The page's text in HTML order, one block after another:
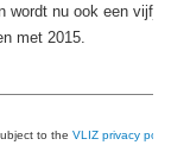
wordt nu ook een
met 2015.
to the VLIZ privacy